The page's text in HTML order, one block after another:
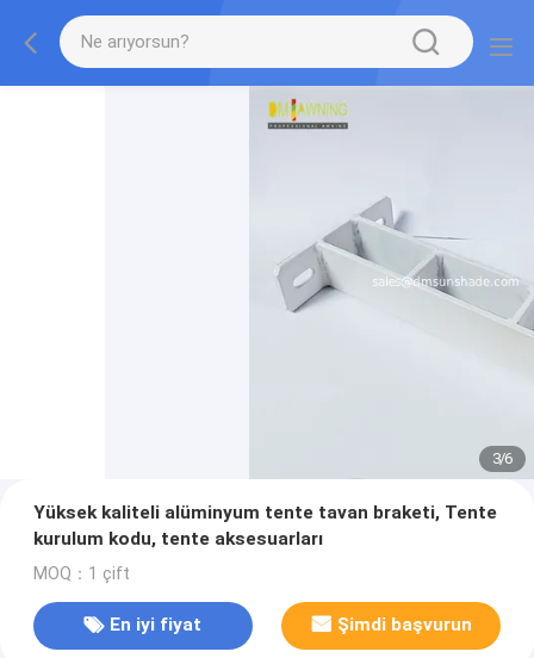
3/6
Yüksek kaliteli alüminyum tente tavan braketi, Tente
kurulum kodu, tente aksesuarları
MOQ：1 çift
En iyi fiyat Şimdi başvurun